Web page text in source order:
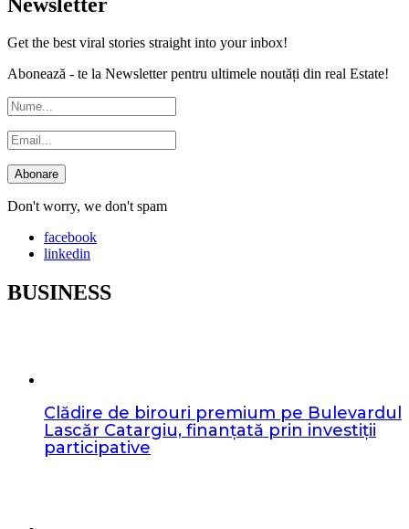
Get the best viral stories straight into your inbox!
Abonează - te la Newsletter pentru ultimele noutăți din real Estate!
Don't worry, we don't spam
facebook
linkedin
BUSINESS
Clădire de birouri premium pe Bulevardul
Lascăr Catargiu, finanțată prin investiții
participative